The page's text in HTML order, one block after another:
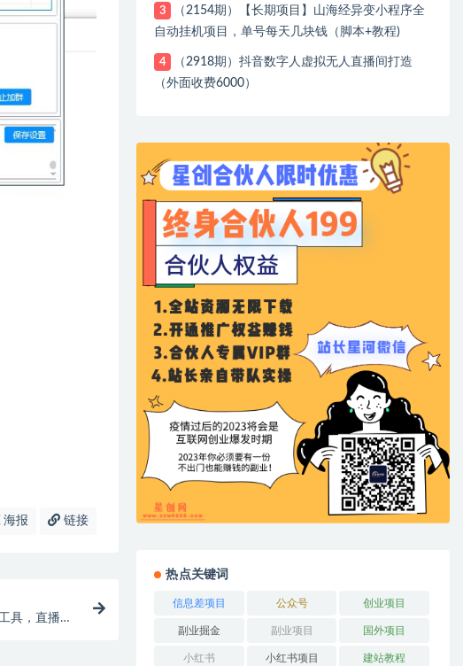
海报 链接
具，直播礼
3
（2154期）【长期项目】山海经异变小程序全
自动挂机项目，单号每天几块钱（脚本+教程)
4
（2918期）抖音数字人虚拟无人直播间打造
（外面收费6000）
热点关键词
信息差项目 公众号 创业项目
副业掘金 副业项目 国外项目
小红书 小红书项目 建站教程